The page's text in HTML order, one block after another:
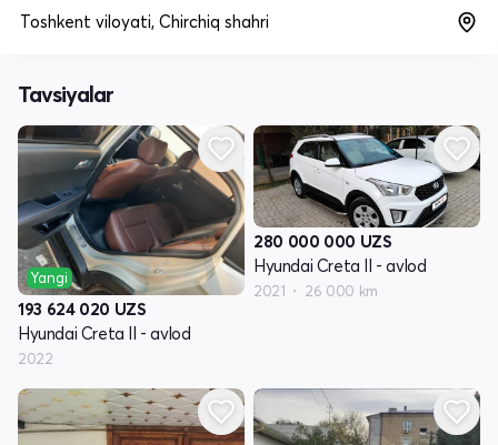
Toshkent viloyati, Chirchiq shahri
Tavsiyalar
Yangi
193 624 020 UZS
Hyundai Creta II - avlod
2022
280 000 000 UZS
Hyundai Creta II - avlod
2021 26 000 km